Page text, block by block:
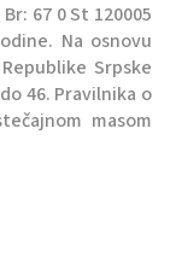
67 0 St 120005
Na osnovu
Srpske
46. Pravilnika o
masom